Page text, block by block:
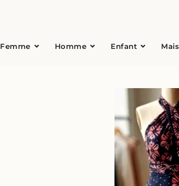
Femme Ouvrir Femme
Homme Ouvrir Homme
Enfant Ouvrir